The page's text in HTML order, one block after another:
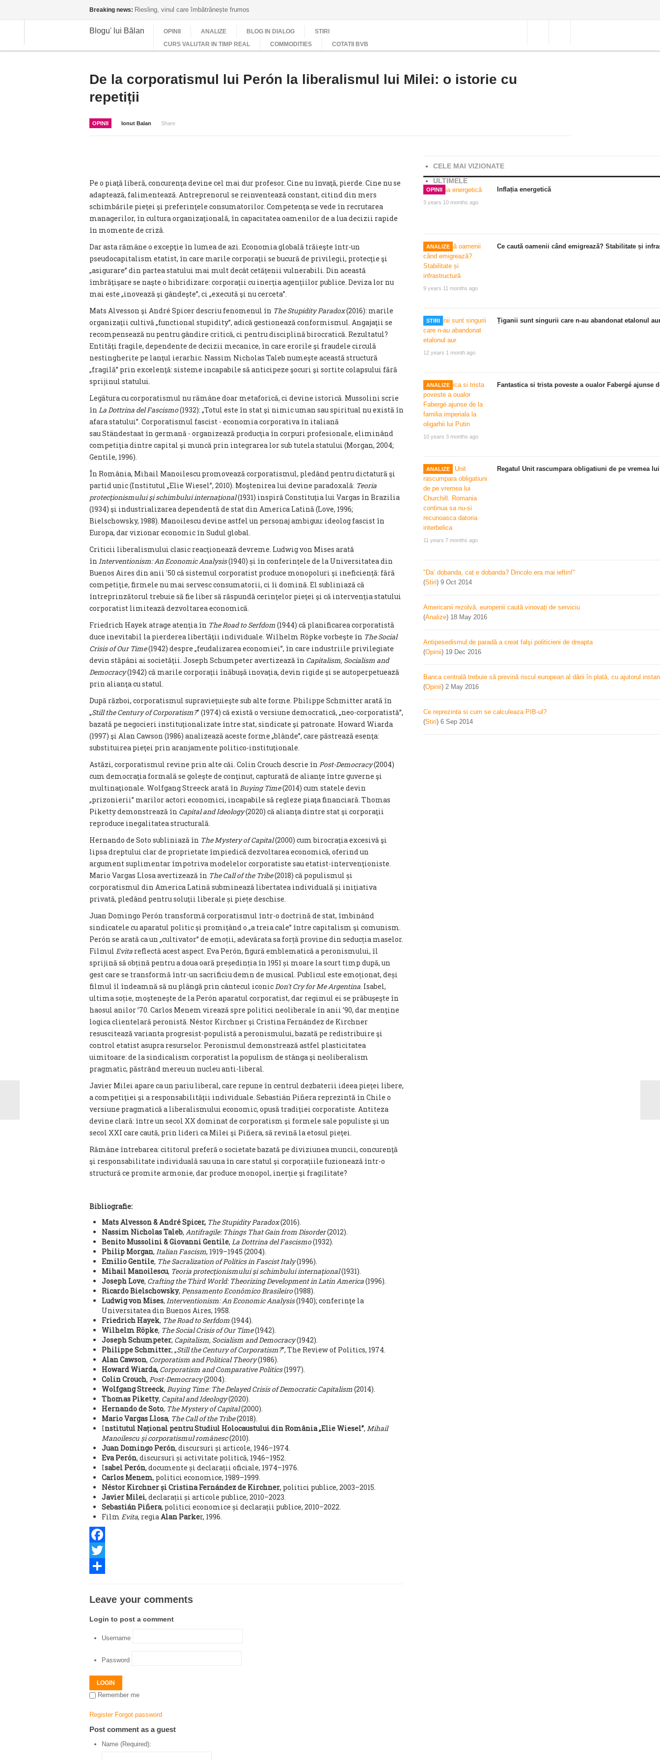
Breaking news: Riesling, vinul care îmbătrânește frumos
Blogu' lui Bălan OPINII ANALIZE BLOG IN DIALOG
STIRI
CURS VALUTAR IN TIMP REAL
COMMODITIES COTATII BVB
De la corporatismul lui Perón la liberalismul lui Milei: o istorie cu
repetiții
OPINII Ionut Balan Share
Pe o piaţă liberă, concurenţa devine cel mai dur profesor. Cine nu învaţă, pierde. Cine nu se
adaptează, falimentează. Antreprenorul se reinventează constant, citind din mers
schimbările pieţei şi preferinţele consumatorilor. Competenţa se vede în recrutarea
managerilor, în cultura organizaţională, în capacitatea oamenilor de a lua decizii rapide
în momente de criză.
Dar asta rămâne o excepţie în lumea de azi. Economia globală trăieşte într-un
pseudocapitalism etatist, în care marile corporaţii se bucură de privilegii, protecţie şi
„asigurare” din partea statului mai mult decât cetăţenii vulnerabili. Din această
îmbrăţişare se naşte o hibridizare: corporaţii cu inerţia agenţiilor publice. Deviza lor nu
mai este „inovează şi gândeşte”, ci „execută şi nu cerceta”.
Mats Alvesson şi André Spicer descriu fenomenul în The Stupidity Paradox(2016): marile
organizaţii cultivă „functional stupidity”, adică gestionează conformismul. Angajaţii se
recompensează nu pentru gândire critică, ci pentru disciplină birocratică. Rezultatul?
Entităţi fragile, dependente de decizii mecanice, în care erorile şi fraudele circulă
nestingherite pe lanţul ierarhic. Nassim Nicholas Taleb numeşte această structură
„fragilă” prin excelenţă: sisteme incapabile să anticipeze şocuri şi sortite colapsului fără
sprijinul statului.
Legătura cu corporatismul nu rămâne doar metaforică, ci devine istorică. Mussolini scrie
în La Dottrina del Fascismo(1932): „Totul este în stat şi nimic uman sau spiritual nu există în
afara statului”. Corporatismul fascist - economia corporativa în italiană
sau Ständestaat în germană - organizează producţia în corpuri profesionale, eliminând
competiţia dintre capital şi muncă prin integrarea lor sub tutela statului (Morgan, 2004;
Gentile, 1996).
În România, Mihail Manoilescu promovează corporatismul, pledând pentru dictatură şi
partid unic (Institutul „Elie Wiesel”, 2010). Moştenirea lui devine paradoxală: Teoria
protecţionismului şi schimbului internaţional(1931) inspiră Constituţia lui Vargas în Brazilia
(1934) şi industrializarea dependentă de stat din America Latină (Love, 1996;
Bielschowsky, 1988). Manoilescu devine astfel un personaj ambiguu: ideolog fascist în
Europa, dar vizionar economic în Sudul global.
Criticii liberalismului clasic reacţionează devreme. Ludwig von Mises arată
în Interventionism: An Economic Analysis(1940) și în conferinţele de la Universitatea din
Buenos Aires din anii '50 că sistemul corporatist produce monopoluri şi ineficienţă: fără
competiţie, firmele nu mai servesc consumatorii, ci îi domină. El subliniază că
întreprinzătorul trebuie să fie liber să răspundă cerinţelor pieţei şi că intervenţia statului
corporatist limitează dezvoltarea economică.
Friedrich Hayek atrage atenţia în The Road to Serfdom(1944) că planificarea corporatistă
duce inevitabil la pierderea libertăţii individuale. Wilhelm Röpke vorbeşte în The Social
Crisis of Our Time(1942) despre „feudalizarea economiei”, în care industriile privilegiate
devin stăpâni ai societăţii. Joseph Schumpeter avertizează în Capitalism, Socialism and
Democracy(1942) că marile corporaţii înăbuşă inovaţia, devin rigide şi se autoperpetuează
prin alianţa cu statul.
După război, corporatismul supravieţuieşte sub alte forme. Philippe Schmitter arată în
„Still the Century of Corporatism?” (1974) că există o versiune democratică, „neo-corporatistă”,
bazată pe negocieri instituţionalizate între stat, sindicate şi patronate. Howard Wiarda
(1997) şi Alan Cawson (1986) analizează aceste forme „blânde”, care păstrează esenţa:
substituirea pieţei prin aranjamente politico-instituţionale.
Astăzi, corporatismul revine prin alte căi. Colin Crouch descrie în Post-Democracy(2004)
cum democraţia formală se goleşte de conţinut, capturată de alianţe între guverne şi
multinaţionale. Wolfgang Streeck arată în Buying Time(2014) cum statele devin
„prizonierii” marilor actori economici, incapabile să regleze piaţa financiară. Thomas
Piketty demonstrează în Capital and Ideology(2020) că alianţa dintre stat şi corporaţii
reproduce inegalitatea structurală.
Hernando de Soto subliniază în The Mystery of Capital(2000) cum birocraţia excesivă şi
lipsa dreptului clar de proprietate împiedică dezvoltarea economică, oferind un
argument suplimentar împotriva modelelor corporatiste sau etatist-intervenţioniste.
Mario Vargas Llosa avertizează în The Call of the Tribe(2018) că populismul și
corporatismul din America Latină subminează libertatea individuală și iniţiativa
privată, pledând pentru soluţii liberale și piețe deschise.
Juan Domingo Perón transformă corporatismul într-o doctrină de stat, îmbinând
sindicatele cu aparatul politic şi promiţând o „a treia cale” între capitalism şi comunism.
Perón se arată ca un „cultivator” de emoții, adevărata sa forță provine din seducția maselor.
Filmul Evita reflectă acest aspect. Eva Perón, figură emblematică a peronismului, îl
sprijină să obțină pentru a doua oară președinția în 1951 și moare la scurt timp după, un
gest care se transformă într-un sacrificiu demn de musical. Publicul este emoționat, deși
filmul îl îndeamnă să nu plângă prin cântecul iconicDon't Cry for Me Argentina. Isabel,
ultima soție, moşteneşte de la Perón aparatul corporatist, dar regimul ei se prăbuşeşte în
haosul anilor ’70. Carlos Menem virează spre politici neoliberale în anii ’90, dar menţine
logica clientelară peronistă. Néstor Kirchner şi Cristina Fernández de Kirchner
resuscitează varianta progresist-populistă a peronismului, bazată pe redistribuire şi
control etatist asupra resurselor. Peronismul demonstrează astfel plasticitatea
uimitoare: de la sindicalism corporatist la populism de stânga şi neoliberalism
pragmatic, păstrând mereu un nucleu anti-liberal.
Javier Milei apare ca un pariu liberal, care repune în centrul dezbaterii ideea pieţei libere,
a competiţiei şi a responsabilităţii individuale. Sebastián Piñera reprezintă în Chile o
versiune pragmatică a liberalismului economic, opusă tradiţiei corporatiste. Antiteza
devine clară: între un secol XX dominat de corporatism şi formele sale populiste şi un
secol XXI care caută, prin lideri ca Milei şi Piñera, să revină la etosul pieţei.
Rămâne întrebarea: cititorul preferă o societate bazată pe diviziunea muncii, concurenţă
şi responsabilitate individuală sau una în care statul şi corporaţiile fuzionează într-o
structură ce promite armonie, dar produce monopol, inerţie şi fragilitate?
Bibliografie:
Mats Alvesson & André Spicer, The Stupidity Paradox(2016).
Nassim Nicholas Taleb, Antifragile: Things That Gain from Disorder(2012).
Benito Mussolini & Giovanni Gentile, La Dottrina del Fascismo(1932).
Philip Morgan, Italian Fascism, 1919–1945 (2004).
Emilio Gentile, The Sacralization of Politics in Fascist Italy(1996).
Mihail Manoilescu, Teoria protecţionismului şi schimbului internaţional(1931).
Joseph Love, Crafting the Third World: Theorizing Development in Latin America(1996).
Ricardo Bielschowsky, Pensamento Econômico Brasileiro(1988).
Ludwig von Mises, Interventionism: An Economic Analysis(1940); conferinţe la
Universitatea din Buenos Aires, 1958.
Friedrich Hayek, The Road to Serfdom(1944).
Wilhelm Röpke, The Social Crisis of Our Time(1942).
Joseph Schumpeter, Capitalism, Socialism and Democracy(1942).
Philippe Schmitter, „Still the Century of Corporatism?”, The Review of Politics, 1974.
Alan Cawson, Corporatism and Political Theory(1986).
Howard Wiarda, Corporatism and Comparative Politics(1997).
Colin Crouch, Post-Democracy(2004).
Wolfgang Streeck, Buying Time: The Delayed Crisis of Democratic Capitalism(2014).
Thomas Piketty, Capital and Ideology(2020).
Hernando de Soto, The Mystery of Capital(2000).
Mario Vargas Llosa, The Call of the Tribe(2018).
Institutul Național pentru Studiul Holocaustului din România „Elie Wiesel”, Mihail
Manoilescu și corporatismul românesc(2010).
Juan Domingo Perón, discursuri și articole, 1946–1974.
Eva Perón, discursuri și activitate politică, 1946–1952.
Isabel Perón, documente și declarații oficiale, 1974–1976.
Carlos Menem, politici economice, 1989–1999.
Néstor Kirchner și Cristina Fernández de Kirchner, politici publice, 2003–2015.
Javier Milei, declarații și articole publice, 2010–2023.
Sebastián Piñera, politici economice și declarații publice, 2010–2022.
Film Evita, regiaAlan Parker, 1996.
Facebook
Twitter
CELE MAI VIZIONATE
ULTIMELE
OPINII
3 years 10 months ago
Inflația energetică
ANALIZE
9 years 11 months ago
Ce caută oamenii când emigrează? Stabilitate și
STIRI
12 years 1 month ago
Țiganii sunt singurii care n-au abandonat etalonul
ANALIZE
10 years 3 months ago
Fantastica si trista poveste a oualor Fabergé
ANALIZE
11 years 7 months ago
Regatul Unit rascumpara obligatiuni de pe vremea
"Da’ dobanda, cat e dobanda? Dincolo era mai ieftin!"
(Stiri) 9 Oct 2014
Americanii rezolvă, europenii caută vinovați de serviciu
(Analize) 18 May 2016
Antipesedismul de paradă a creat falşi politicieni de dreapta
(Opinii) 19 Dec 2016
Banca centrală trebuie să prevină riscul european al dării în plată, cu ajutorul
(Opinii) 2 May 2016
Ce reprezinta si cum se calculeaza PIB-ul?
(Stiri) 6 Sep 2014
Leave your comments
Login to post a comment
Username
Password
LOGIN
Remember me
Register Forgot password
Post comment as a guest
Name (Required):